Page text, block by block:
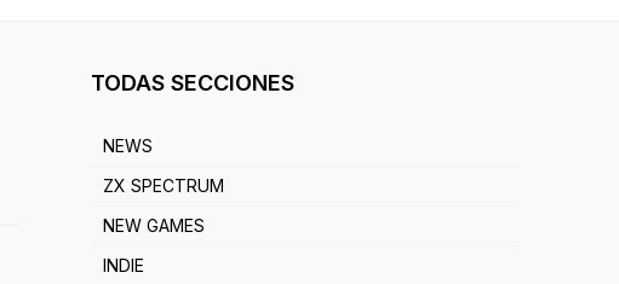
TODAS SECCIONES
NEWS
ZX SPECTRUM
NEW GAMES
INDIE